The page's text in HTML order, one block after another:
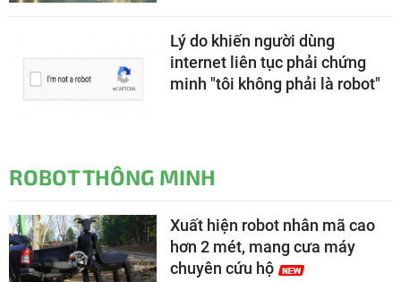
Lý do khiến người dùng
internet liên tục phải chứng
minh "tôi không phải là robot"
ROBOT THÔNG MINH
Xuất hiện robot nhân mã cao
hơn 2 mét, mang cưa máy
chuyên cứu hộ